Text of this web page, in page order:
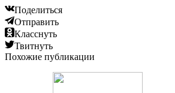
Поделиться
Отправить
Класснуть
Твитнуть
Похожие публикации